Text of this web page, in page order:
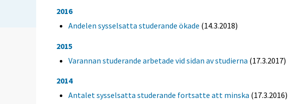
2016
Andelen sysselsatta studerande ökade (14.3.2018)
2015
Varannan studerande arbetade vid sidan av studierna (17.3.2017)
2014
Antalet sysselsatta studerande fortsatte att minska (17.3.2016)